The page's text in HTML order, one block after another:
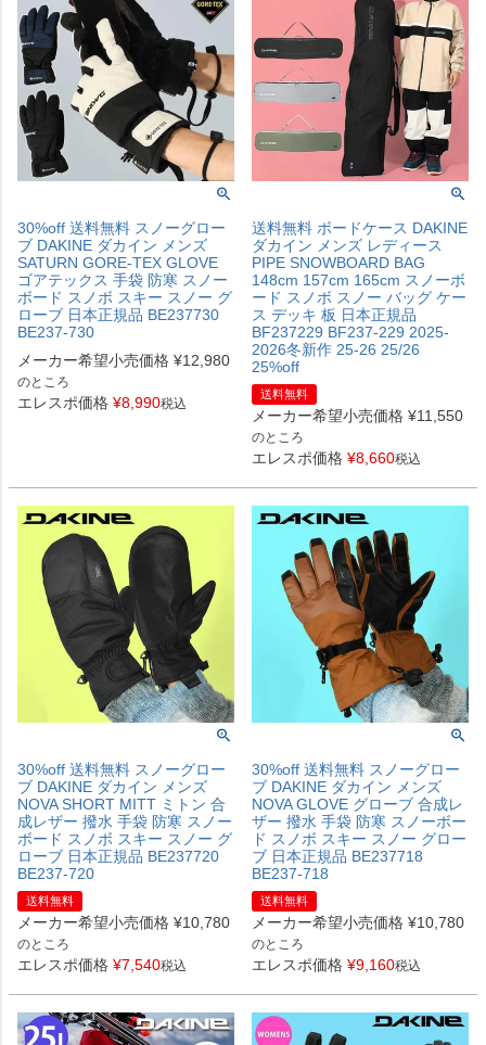
30%off 送料無料 スノーグロー
ブ DAKINE ダカイン メンズ
SATURN GORE-TEX GLOVE
ゴアテックス 手袋 防寒 スノー
ボード スノボ スキー スノー グ
ローブ 日本正規品 BE237730
BE237-730
メーカー希望小売価格 ¥12,980
のところ
エレスポ価格 ¥8,990税込
送料無料 ボードケース DAKINE
ダカイン メンズ レディース
PIPE SNOWBOARD BAG
148cm 157cm 165cm スノーボ
ード スノボ スノー バッグ ケー
ス デッキ 板 日本正規品
BF237229 BF237-229 2025-
2026冬新作 25-26 25/26
25%off
送料無料
メーカー希望小売価格 ¥11,550
のところ
エレスポ価格 ¥8,660税込
30%off 送料無料 スノーグロー
ブ DAKINE ダカイン メンズ
NOVA SHORT MITT ミトン 合
成レザー 撥水 手袋 防寒 スノー
ボード スノボ スキー スノー グ
ローブ 日本正規品 BE237720
BE237-720
送料無料
メーカー希望小売価格 ¥10,780
のところ
エレスポ価格 ¥7,540税込
30%off 送料無料 スノーグロー
ブ DAKINE ダカイン メンズ
NOVA GLOVE グローブ 合成レ
ザー 撥水 手袋 防寒 スノーボー
ド スノボ スキー スノー グロー
ブ 日本正規品 BE237718
BE237-718
送料無料
メーカー希望小売価格 ¥10,780
のところ
エレスポ価格 ¥9,160税込